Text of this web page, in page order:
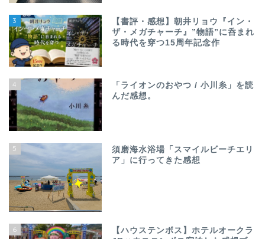
3
【書評・感想】朝井リョウ『イン・
ザ・メガチャーチ』”物語”に呑まれ
る時代を穿つ15周年記念作
4
「ライオンのおやつ / 小川糸」を読
んだ感想。
5
須磨海水浴場「スマイルビーチエリ
ア」に行ってきた感想
6
【ハウステンボス】ホテルオークラ